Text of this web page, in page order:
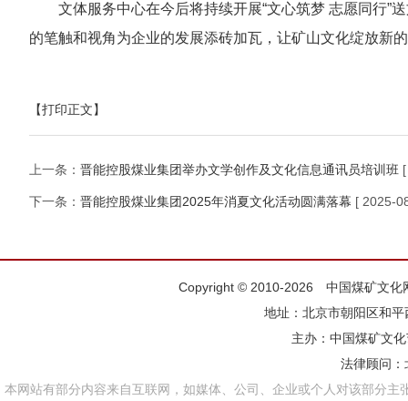
文体服务中心在今后将持续开展“文心筑梦 志愿同行”
的笔触和视角为企业的发展添砖加瓦，让矿山文化绽放新
【打印正文】
上一条： 晋能控股煤业集团举办文学创作及文化信息通讯员培训班
下一条： 晋能控股煤业集团2025年消夏文化活动圆满落幕 [ 2025-
Copyright © 2010-2026 中国煤矿文
地址：北京市朝阳区和
主办： 中国煤矿文
法律顾问：
本网站有部分内容来自互联网，如媒体、公司、企业或个人对该部分